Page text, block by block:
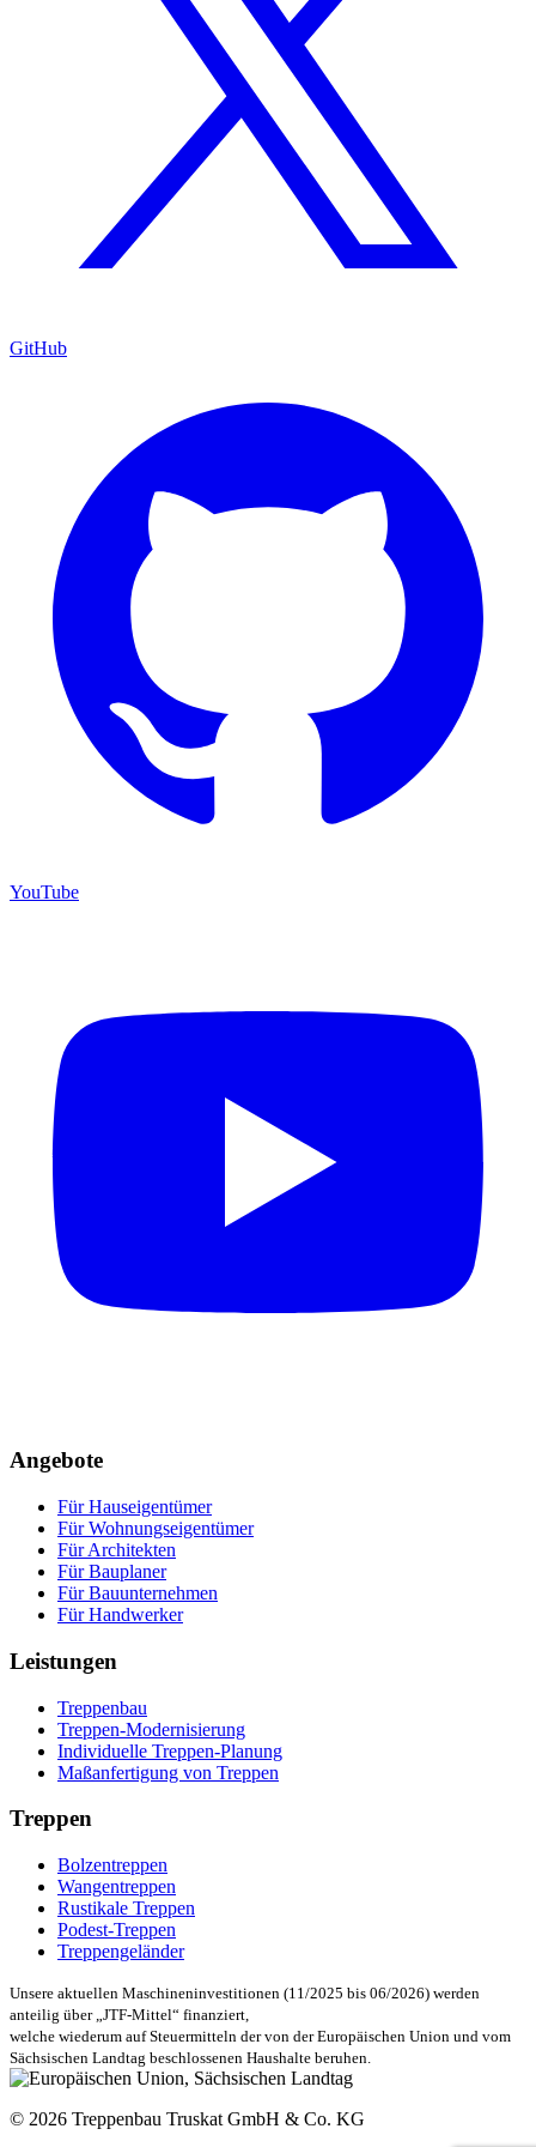
GitHub
YouTube
Angebote
Für Hauseigentümer
Für Wohnungseigentümer
Für Architekten
Für Bauplaner
Für Bauunternehmen
Für Handwerker
Leistungen
Treppenbau
Treppen-Modernisierung
Individuelle Treppen-Planung
Maßanfertigung von Treppen
Treppen
Bolzentreppen
Wangentreppen
Rustikale Treppen
Podest-Treppen
Treppengeländer
Unsere aktuellen Maschineninvestitionen (11/2025 bis 06/2026) werden
anteilig über „JTF-Mittel“ finanziert,
welche wiederum auf Steuermitteln der von der Europäischen Union und vom
Sächsischen Landtag beschlossenen Haushalte beruhen.
© 2026 Treppenbau Truskat GmbH & Co. KG